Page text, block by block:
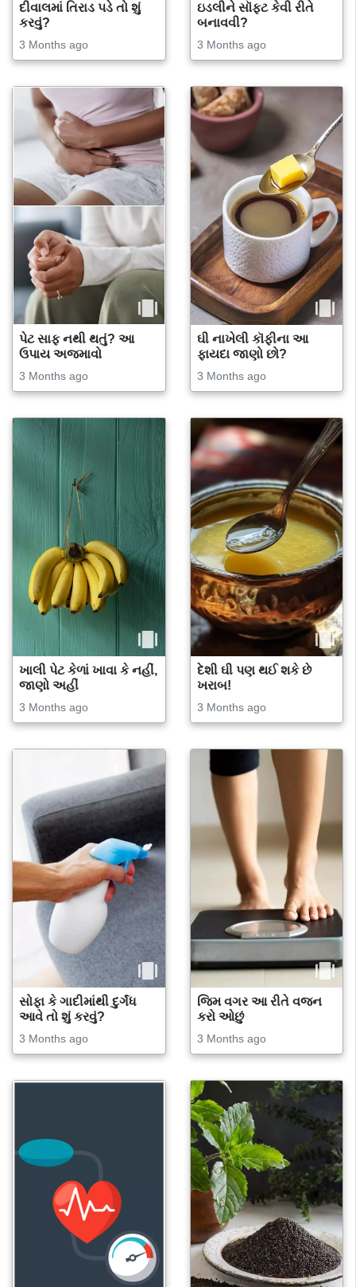
દીવાલમાં તિરાડ પડે તો શું
કરવું?
3 Months ago
ઇડલીને સૉફ્ટ કેવી રીતે
બનાવવી?
3 Months ago
પેટ સાફ નથી થતું? આ
ઉપાય અજમાવો
3 Months ago
ઘી નાખેલી કૉફીના આ
ફાયદા જાણો છો?
3 Months ago
ખાલી પેટ કેળાં ખાવા કે નહીં,
જાણો અહીં
3 Months ago
દેશી ઘી પણ થઈ શકે છે
ખરાબ!
3 Months ago
સોફા કે ગાદીમાંથી દુર્ગંધ
આવે તો શું કરવું?
3 Months ago
જિમ વગર આ રીતે વજન
કરો ઓછું
3 Months ago